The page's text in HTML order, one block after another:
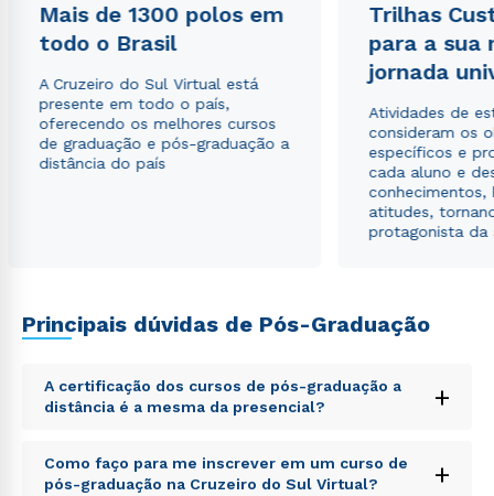
Mais de 1300 polos em
todo o Brasil
A Cruzeiro do Sul Virtual está
presente em todo o país,
oferecendo os melhores cursos
de graduação e pós-graduação a
distância do país
Trilhas
para a sua
jornada
Atividades de
consideram os
específicos e
cada aluno e
conhecimentos,
atitudes,
protagonista da
Principais dúvidas de Pós-Graduação
A certificação dos cursos de pós-graduação a
distância é a mesma da presencial?
+
Sed ut perspiciatis unde omnis iste natus error sit
voluptatem accusantium doloremque laudantium,
Como faço para me inscrever em um curso de
pós-graduação na Cruzeiro do Sul Virtual?
+
envio de conteúdos da Cruzeiro do Sul.